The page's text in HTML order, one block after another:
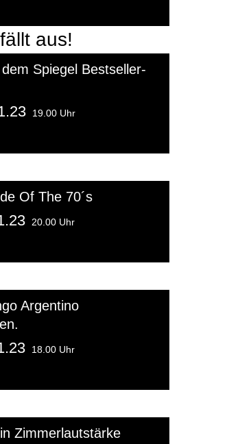
aus!
Spiegel Bestseller-
19.00 Uhr
Of The 70´s
20.00 Uhr
Argentino
18.00 Uhr
Zimmerlautstärke